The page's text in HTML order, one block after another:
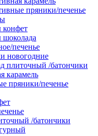
пряники/печенье
печенье
новогодние
плиточный /батончики
карамель
пряники/печенье
/батончики